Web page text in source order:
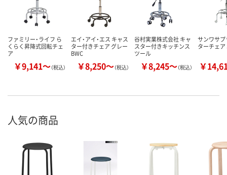
ファミリー・ライフ ら
くらく昇降式回転チェ
ア
￥9,141～（税込）
エイ・アイ・エス キャス
ター付きチェア グレー
BWC
￥8,250～（税込）
谷村実業株式会社 キャ
スター付きキッチンス
ツール
￥8,245～（税込）
サンワサ
ターチェア
￥
人気の商品